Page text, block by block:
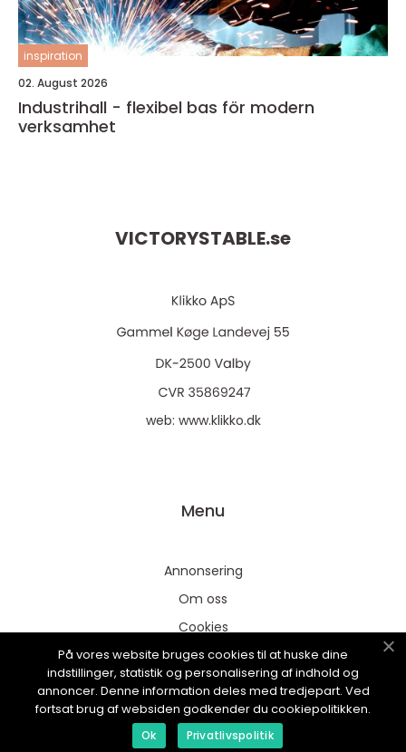
inspiration
02. August 2026
Industrihall - flexibel bas för modern
verksamhet
VICTORYSTABLE.se
web: www.klikko.dk
Menu
Annonsering
Om oss
Cookies
Kontakta oss
Sitemap
På vores website bruges cookies til at huske dine
indstillinger, statistik og personalisering af indhold og
annoncer. Denne information deles med tredjepart. Ved
fortsat brug af websiden godkender du cookiepolitikken.
Ok Privatlivspolitik